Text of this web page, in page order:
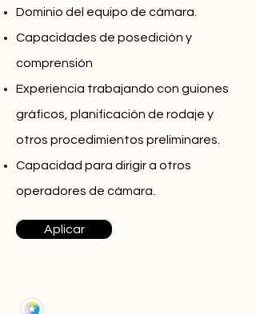
Dominio del equipo de cámara.
Capacidades de posedición y
comprensión
Experiencia trabajando con guiones
gráficos, planificación de rodaje y
otros procedimientos preliminares.
Capacidad para dirigir a otros
operadores de cámara.
Aplicar